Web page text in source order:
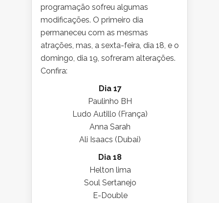
programação sofreu algumas
modificações. O primeiro dia
permaneceu com as mesmas
atrações, mas, a sexta-feira, dia 18, e o
domingo, dia 19, sofreram alterações.
Confira:
Dia 17
Paulinho BH
Ludo Autillo (França)
Anna Sarah
Ali Isaacs (Dubai)
Dia 18
Helton lima
Soul Sertanejo
E-Double